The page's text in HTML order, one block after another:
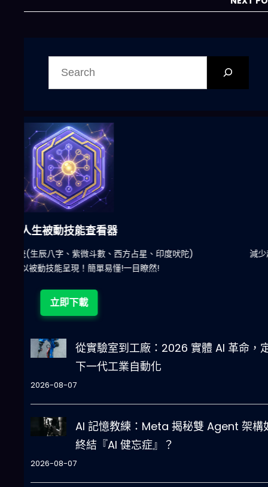
全球產業鏈
減少超過500萬個低概率中獎組合，提高中獎率
從實驗室到工廠：2026 實體 AI 革命，
下一代工業自動化
2026-08-07
AI 記憶教練：Meta 揭秘雙 Agent 架構
終結『AI 健忘症』？
2026-08-07